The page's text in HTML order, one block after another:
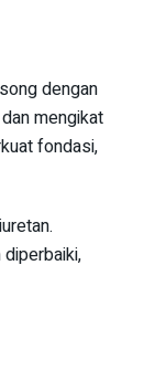
dengan
mengikat
fondasi,